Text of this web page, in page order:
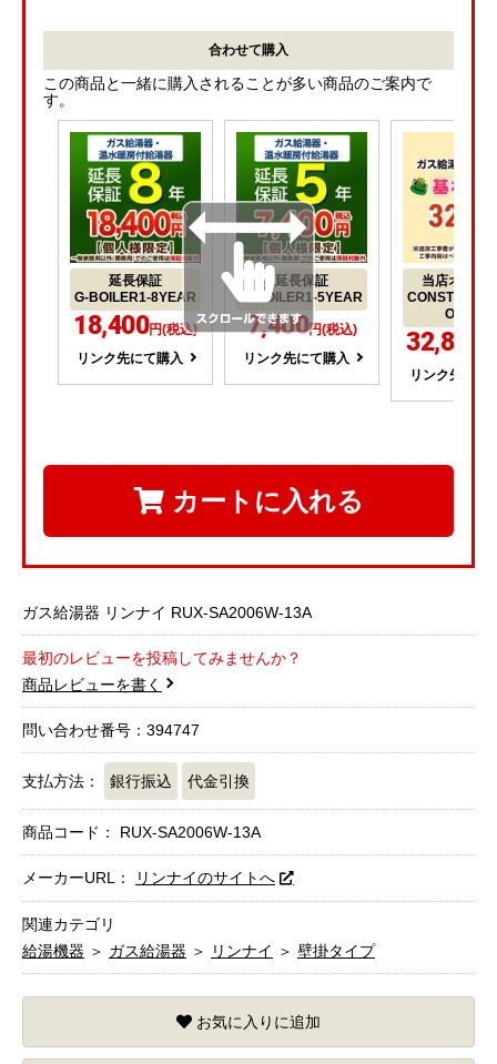
合わせて購入
この商品と一緒に購入されることが多い商品のご案内で
す。
延長保証
G-BOILER1-8YEAR
18,400円(税込)
リンク先にて購入
延長保証
G-BOILER1-5YEAR
7,400円(税込)
リンク先にて購入
当店オリジ
OILER1
32,800
リンク先にて
カートに入れる
ガス給湯器 リンナイ RUX-SA2006W-13A
最初のレビューを投稿してみませんか？
商品レビューを書く
問い合わせ番号：394747
支払方法： 銀行振込 代金引換
商品コード： RUX-SA2006W-13A
メーカーURL： リンナイのサイトへ
関連カテゴリ
給湯機器 ＞ ガス給湯器 ＞ リンナイ ＞ 壁掛タイプ
お気に入りに追加